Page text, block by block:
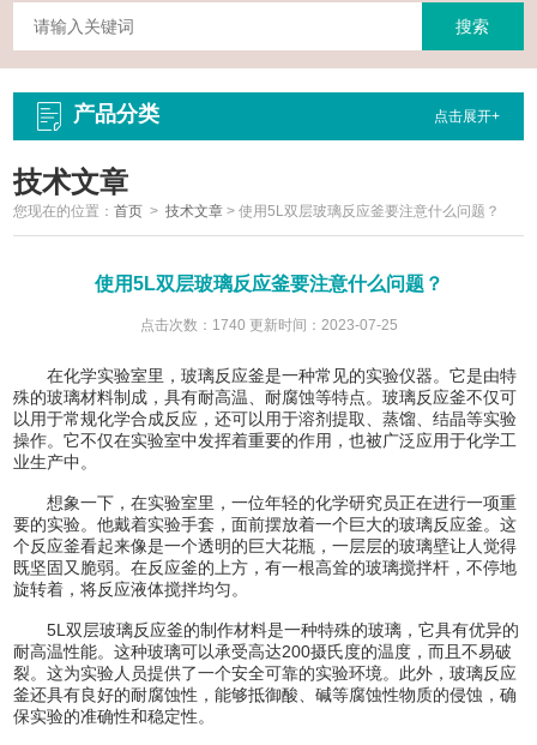
产品分类 点击展开+
技术文章
您现在的位置：首页 >技术文章 >使用5L双层玻璃反应釜要注意什么问题？
使用5L双层玻璃反应釜要注意什么问题？
点击次数：1740 更新时间：2023-07-25
在化学实验室里，玻璃反应釜是一种常见的实验仪器。它是由特
殊的玻璃材料制成，具有耐高温、耐腐蚀等特点。玻璃反应釜不仅可
以用于常规化学合成反应，还可以用于溶剂提取、蒸馏、结晶等实验
操作。它不仅在实验室中发挥着重要的作用，也被广泛应用于化学工
业生产中。
想象一下，在实验室里，一位年轻的化学研究员正在进行一项重
要的实验。他戴着实验手套，面前摆放着一个巨大的玻璃反应釜。这
个反应釜看起来像是一个透明的巨大花瓶，一层层的玻璃壁让人觉得
既坚固又脆弱。在反应釜的上方，有一根高耸的玻璃搅拌杆，不停地
旋转着，将反应液体搅拌均匀。
5L双层玻璃反应釜的制作材料是一种特殊的玻璃，它具有优异的
耐高温性能。这种玻璃可以承受高达200摄氏度的温度，而且不易破
裂。这为实验人员提供了一个安全可靠的实验环境。此外，玻璃反应
釜还具有良好的耐腐蚀性，能够抵御酸、碱等腐蚀性物质的侵蚀，确
保实验的准确性和稳定性。